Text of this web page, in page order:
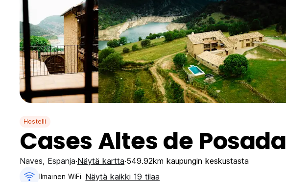
Hostelli
Cases Altes de Posada
Naves, Espanja Näytä kartta 549.92km kaupungin keskustasta
Ilmainen WiFi Näytä kaikki 19 tilaa